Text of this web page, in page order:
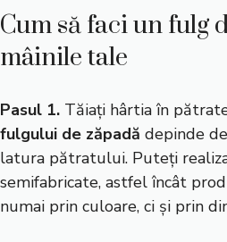
Cum să faci un fulg
mâinile tale
Pasul 1. Tăiați hârtia în
fulgului de zăpadă depinde
latura pătratului. Puteți
semifabricate, astfel încât
numai prin culoare, ci și prin